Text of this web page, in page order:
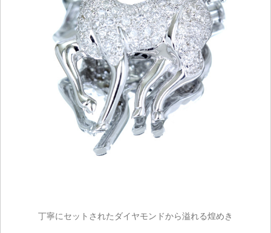
丁寧にセットされたダイヤモンドから溢れる煌めき